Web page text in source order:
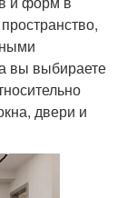
вы выбираете
двери и